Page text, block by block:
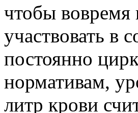
чтобы вовремя
участвовать в
постоянно
нормативам,
литр крови